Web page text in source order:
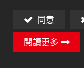
同意
閱讀更多